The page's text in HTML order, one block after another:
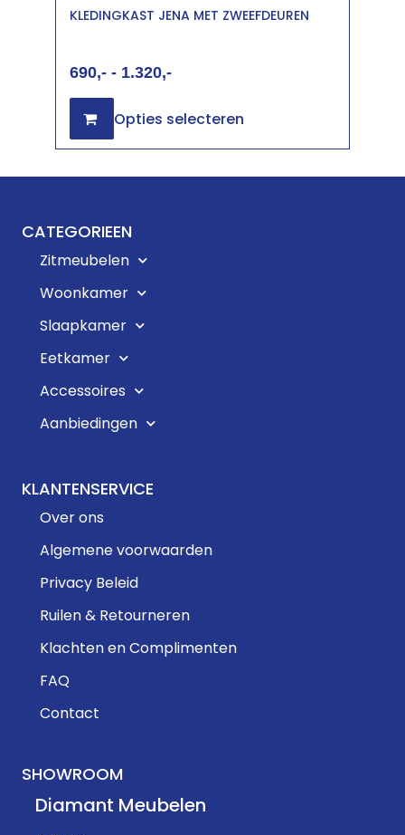
KLEDINGKAST JENA MET ZWEEFDEUREN
690 - 1.320
Opties selecteren
CATEGORIEEN
Zitmeubelen
Woonkamer
Slaapkamer
Eetkamer
Accessoires
Aanbiedingen
KLANTENSERVICE
Over ons
Algemene voorwaarden
Privacy Beleid
Ruilen & Retourneren
Klachten en Complimenten
FAQ
Contact
SHOWROOM
Diamant Meubelen